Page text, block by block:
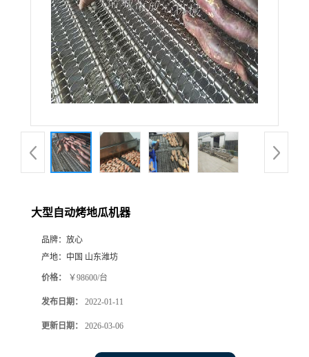
大型自动烤地瓜机器
品牌： 放心
产地： 中国 山东潍坊
价格： ￥98600/台
发布日期： 2022-01-11
更新日期： 2026-03-06